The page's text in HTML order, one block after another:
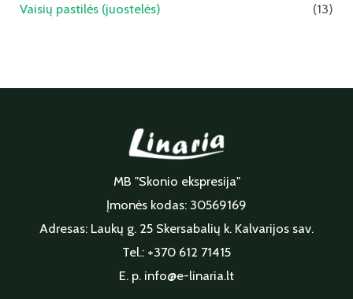
Vaisių pastilės (juostelės) (13)
MB "Skonio ekspresija"
Įmonės kodas: 30569169
Adresas: Laukų g. 25 Skersabalių k. Kalvarijos sav.
Tel.: +370 612 71415
E. p. info@e-linaria.lt